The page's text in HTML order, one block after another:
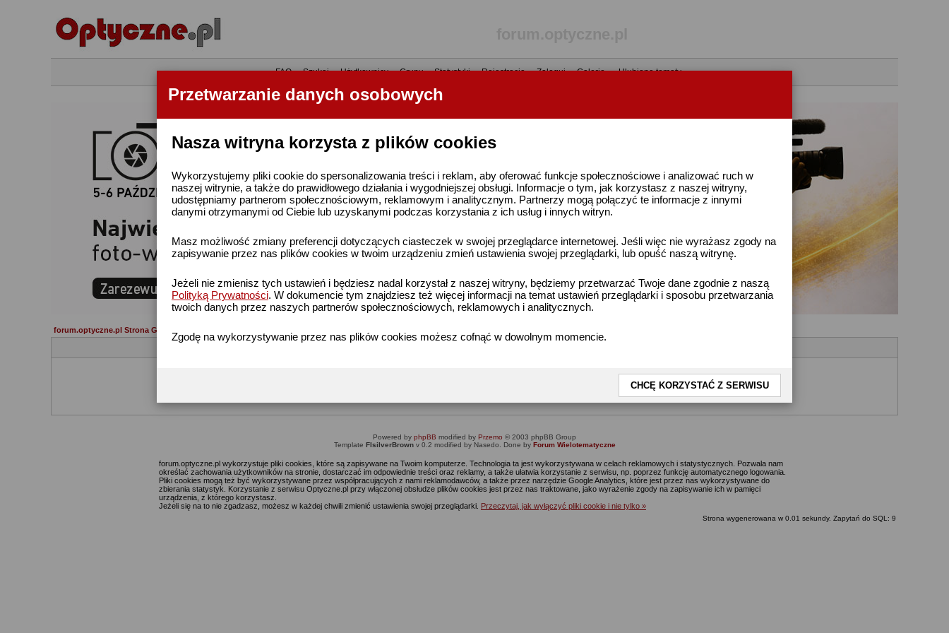
Przetwarzanie danych osobowych
Nasza witryna korzysta z plików cookies
Wykorzystujemy pliki cookie do spersonalizowania treści i reklam, aby oferować funkcje społecznościowe i analizować ruch w
naszej witrynie, a także do prawidłowego działania i wygodniejszej obsługi. Informacje o tym, jak korzystasz z naszej witryny,
udostępniamy partnerom społecznościowym, reklamowym i analitycznym. Partnerzy mogą połączyć te informacje z innymi
danymi otrzymanymi od Ciebie lub uzyskanymi podczas korzystania z ich usług i innych witryn.
Masz możliwość zmiany preferencji dotyczących ciasteczek w swojej przeglądarce internetowej. Jeśli więc nie wyrażasz zgody na
zapisywanie przez nas plików cookies w twoim urządzeniu zmień ustawienia swojej przeglądarki, lub opuść naszą witrynę.
Jeżeli nie zmienisz tych ustawień i będziesz nadal korzystał z naszej witryny, będziemy przetwarzać Twoje dane zgodnie z naszą
Polityką Prywatności. W dokumencie tym znajdziesz też więcej informacji na temat ustawień przeglądarki i sposobu przetwarzania
twoich danych przez naszych partnerów społecznościowych, reklamowych i analitycznych.
Zgodę na wykorzystywanie przez nas plików cookies możesz cofnąć w dowolnym momencie.
CHCĘ KORZYSTAĆ Z SERWISU
•FAQ•Szukaj•Użytkownicy•Grupy•Statystyki•Rejestracja•Zaloguj•Galerie• Ulubione tematy
forum.optyczne.pl Strona Główna
żeby przejść do formularza rejestracyjnego.
Powered by phpBB modified by Przemo © 2003 phpBB Group
Template FIsilverBrownv 0.2 modified by Nasedo. Done by Forum Wielotematyczne
forum.optyczne.pl wykorzystuje pliki cookies, które są zapisywane na Twoim komputerze. Technologia ta jest wykorzystywana w celach reklamowych i statystycznych. Pozwala nam
określać zachowania użytkowników na stronie, dostarczać im odpowiednie treści oraz reklamy, a także ułatwia korzystanie z serwisu, np. poprzez funkcję automatycznego logowania.
Pliki cookies mogą też być wykorzystywane przez współpracujących z nami reklamodawców, a także przez narzędzie Google Analytics, które jest przez nas wykorzystywane do
zbierania statystyk. Korzystanie z serwisu Optyczne.pl przy włączonej obsłudze plików cookies jest przez nas traktowane, jako wyrażenie zgody na zapisywanie ich w pamięci
urządzenia, z którego korzystasz.
Jeżeli się na to nie zgadzasz, możesz w każdej chwili zmienić ustawienia swojej przeglądarki. Przeczytaj, jak wyłączyć pliki cookie i nie tylko »
Strona wygenerowana w 0.01 sekundy. Zapytań do SQL: 9